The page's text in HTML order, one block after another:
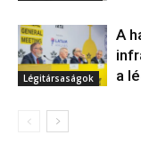
Légitársaságok
A
a